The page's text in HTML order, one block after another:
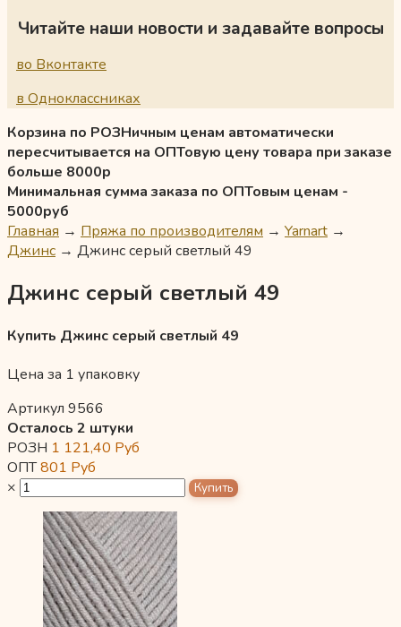
Читайте наши новости и задавайте вопросы
во Вконтакте
в Одноклассниках
Корзина по РОЗНичным ценам автоматически
пересчитывается на ОПТовую цену товара при заказе
больше 8000р
Минимальная сумма заказа по ОПТовым ценам -
5000руб
Главная → Пряжа по производителям → Yarnart →
Джинс → Джинс серый светлый 49
Джинс серый светлый 49
Купить Джинс серый светлый 49
Цена за 1 упаковку
Артикул 9566
Осталось 2 штуки
РОЗН 1 121,40 Руб
ОПТ801 Руб
×